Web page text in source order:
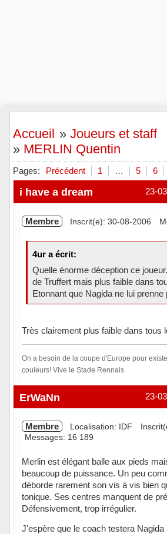
Accueil »Joueurs et staff
» MERLIN Quentin
Pages: Précédent 1 … 5 6
23-
i have a dream
Membre Inscrit(e): 30-08-2006
4ur a écrit:
Quelle énorme déception ce
de Truffert mais plus faible dans
Etonnant que Nagida ne lui prenne
Très clairement plus faible dans tous
On a besoin de la coupe d'Europe pour
couleurs! Vive le Stade Rennais
Hors ligne 23-
ErWaNn
Membre Localisation: IDF
Messages: 16 189
Merlin est élégant balle aux pieds
beaucoup de puissance. Un peu
déborde rarement son vis à vis bien
tonique. Ses centres manquent de
Défensivement, trop irrégulier.
J'espère que le coach testera Nagida